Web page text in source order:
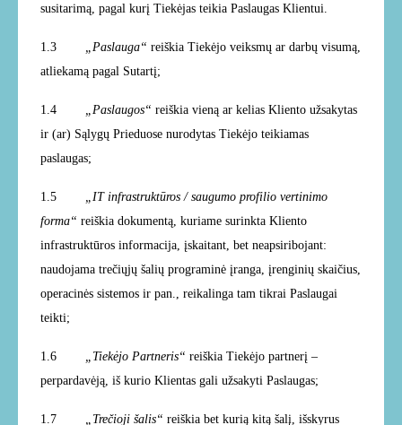
susitarimą, pagal kurį Tiekėjas teikia Paslaugas Klientui.
1.3 „Paslauga“ reiškia Tiekėjo veiksmų ar darbų visumą,
atliekamą pagal Sutartį;
1.4 „Paslaugos“ reiškia vieną ar kelias Kliento užsakytas
ir (ar) Sąlygų Prieduose nurodytas Tiekėjo teikiamas
paslaugas;
1.5
„IT infrastruktūros / saugumo profilio vertinimo
forma“ reiškia dokumentą, kuriame surinkta Kliento
infrastruktūros informacija, įskaitant, bet neapsiribojant:
naudojama trečiųjų šalių programinė įranga, įrenginių skaičius,
operacinės sistemos ir pan., reikalinga tam tikrai Paslaugai
teikti;
1.6 „Tiekėjo Partneris“ reiškia Tiekėjo partnerį –
perpardavėją, iš kurio Klientas gali užsakyti Paslaugas;
1.7 „Trečioji šalis“ reiškia bet kurią kitą šalį, išskyrus